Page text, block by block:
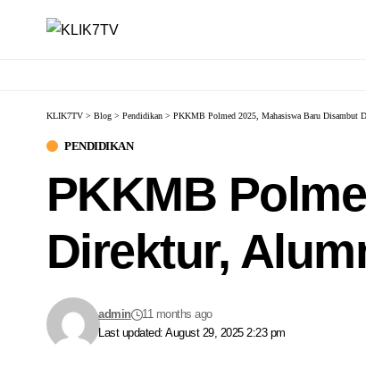
KLIK7TV > Blog > Pendidikan > PKKMB Polmed 2025, Mahasiswa Baru Disambut
PENDIDIKAN
PKKMB
Direktur,
Last updated: August 29, 2025 2:23 pm
admin 11 months ago